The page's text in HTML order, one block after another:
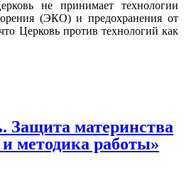
не принимает технологии
(ЭКО) и предохранения от
Церковь против технологий как
Защита материнства
методика работы»